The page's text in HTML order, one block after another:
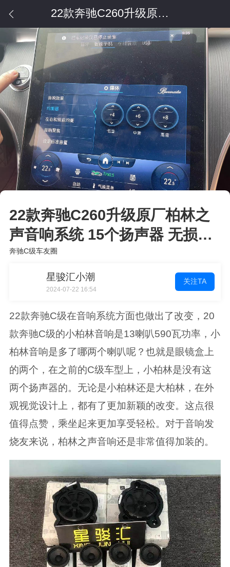
22款奔驰C260升级原厂柏林之声音响系统 15个扬声器 无损音质效
22款奔驰C260升级原厂柏林之
声音响系统 15个扬声器 无损音
质效
奔驰C级车友圈
星骏汇小潮
2024-07-22 16:54
关注TA
22款奔驰C级在音响系统方面也做出了改变，20
款奔驰C级的小柏林音响是13喇叭590瓦功率，小
柏林音响是多了哪两个喇叭呢？也就是眼镜盒上
的两个，在之前的C级车型上，小柏林是没有这
两个扬声器的。无论是小柏林还是大柏林，在外
观视觉设计上，都有了更加新颖的改变。这点很
值得点赞，乘坐起来更加享受轻松。对于音响发
烧友来说，柏林之声音响还是非常值得加装的。